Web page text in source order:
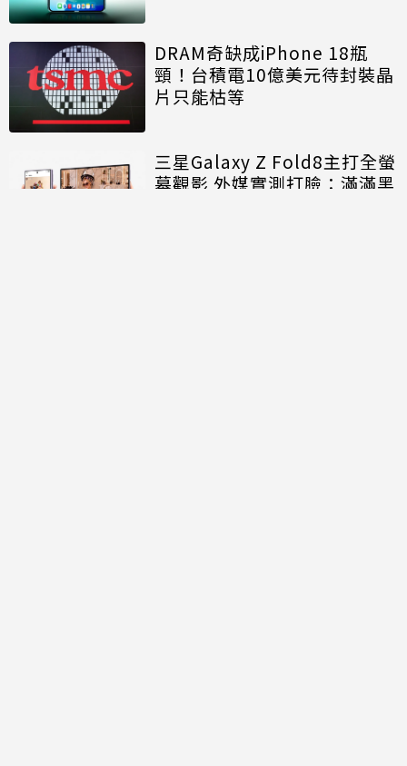
DRAM奇缺成iPhone 18瓶
頸！台積電10億美元待封裝晶
片只能枯等
三星Galaxy Z Fold8主打全螢
幕觀影 外媒實測打臉：滿滿黑